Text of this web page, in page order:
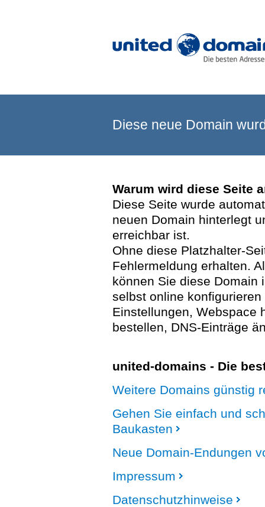
Diese neue Domain
Warum wird diese Seite
Diese Seite wurde
neuen Domain hinterlegt
erreichbar ist.
Ohne diese Platzhalter-
Fehlermeldung erhalten.
können Sie diese Domain
selbst online
Einstellungen, Webspace
bestellen, DNS-Einträge
united-domains - Die
Weitere Domains günstig
Gehen Sie einfach und
Baukasten
Neue Domain-Endungen
Impressum
Datenschutzhinweise